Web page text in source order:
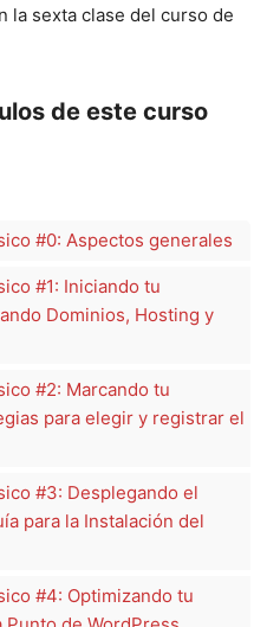
la sexta clase del curso de
de este curso
#0: Aspectos generales
#1: Iniciando tu
Dominios, Hosting y
#2: Marcando tu
para elegir y registrar el
#3: Desplegando el
para la Instalación del
#4: Optimizando tu